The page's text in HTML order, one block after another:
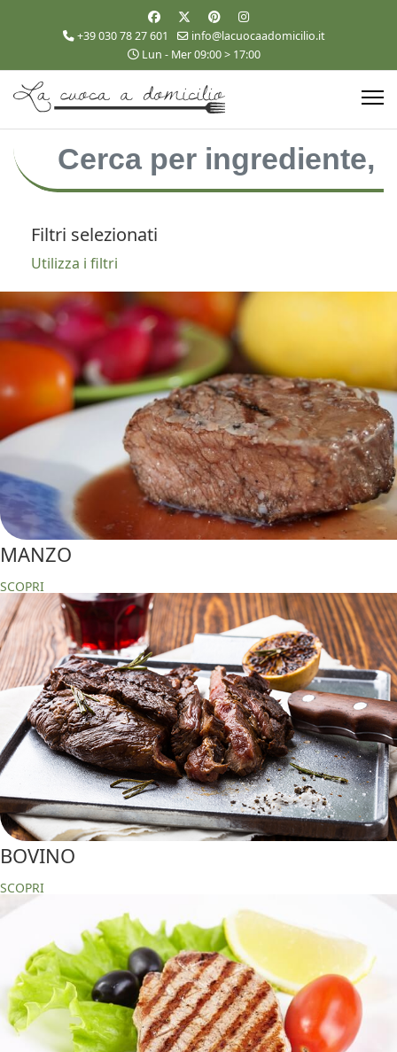
+39 030 78 27 601
info@lacuocaadomicilio.it
Lun - Mer 09:00 > 17:00
Filtri selezionati
Utilizza i filtri
MANZO
SCOPRI
BOVINO
SCOPRI